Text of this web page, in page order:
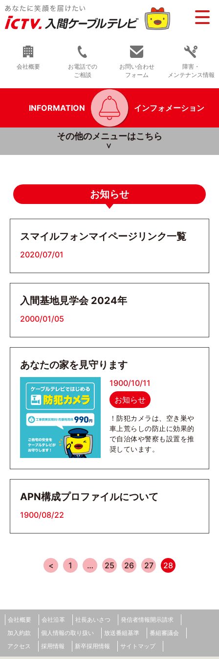
会社概要
お電話での
ご相談
お問い合わせ
フォーム
障害・
メンテナンス情報
INFORMATION インフォメーション
その他のメニューはこちら
お知らせ
スマイルフォンマイページリンク一覧
2020/07/01
入間基地見学会 2024年
2000/01/05
あなたの家を見守ります
1900/10/11
お知らせ
！防犯カメラは、空き巣や
車上荒らしの防止に効果的
で自治体や警察も設置を推
奨しています。
APN構成プロファイルについて
1900/08/22
< 1 … 25 26 27 28
会社概要 会社沿革 社長あいさつ
発信者情報開示請求
加入約款
個人情報の取り扱い 放送番組基準
番組審議会
アクセス
採用情報 新卒採用情報 サイトマップ